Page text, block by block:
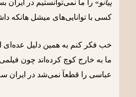
پیانو» را ما نمی‌توانستیم در ایران
کسی با توانایی‌های میشل هانکه
خب فکر کنم به همین دلیل عده‌ای
ما به خارج کوچ کرده‌اند چون فیلمی
عباسی را قطعآ نمی‌شد در ایران